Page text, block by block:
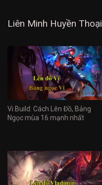
Liên Minh Huyền Thoại
Vi Build: Cách Lên Đồ, Bảng
Ngọc mùa 16 mạnh nhất